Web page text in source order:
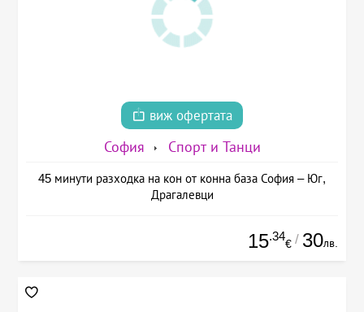
виж офертата
София Спорт и Танци
45 минути разходка на кон от конна база София – Юг,
Драгалевци
15.34
€ / 30лв.